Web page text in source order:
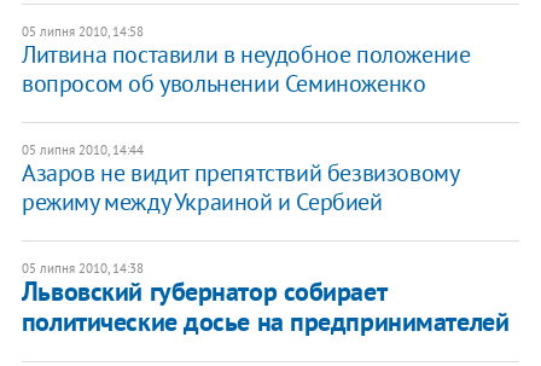
05 липня 2010, 14:58
Литвина поставили в неудобное положение
вопросом об увольнении Семиноженко
05 липня 2010, 14:44
Азаров не видит препятствий безвизовому
режиму между Украиной и Сербией
05 липня 2010, 14:38
Львовский губернатор собирает
политические досье на предпринимателей